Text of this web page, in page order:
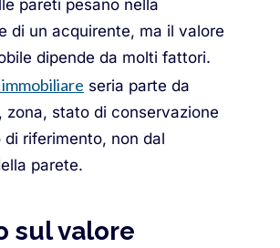
pareti pesano nella
di un acquirente, ma il valore
dipende da molti fattori.
seria parte da
zona, stato di conservazione
riferimento, non dal
parete.
sul valore